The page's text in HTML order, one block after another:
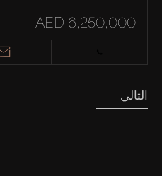
AED 6,250,000
التالي